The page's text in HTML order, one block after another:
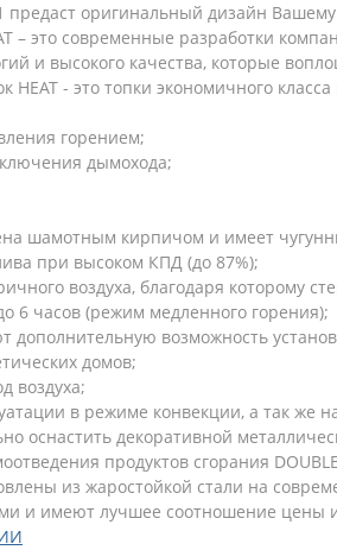
предаст оригинальный дизайн
– это современные разработки
и высокого качества, которые
- это топки экономичного
горением;
дымохода;
шамотным кирпичом и имеет
при высоком КПД (до 87%);
воздуха, благодаря которому
6 часов (режим медленного горения);
дополнительную возможность
домов;
воздуха;
в режиме конвекции, а так же
оснастить декоративной
продуктов сгорания
из жаростойкой стали на
и имеют лучшее соотношение цены